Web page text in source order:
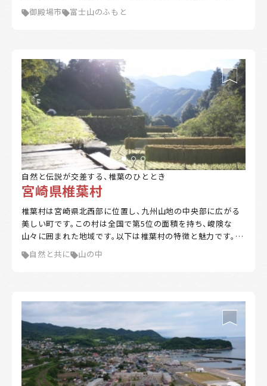
セスも抜群。おいしい水、米、わさび等々、富士山の恵みが豊
富です。四季折々の美しい景観、雄大な自然に囲まれたスポー
御殿場市 富士山のふもと
自然と伝説が交差する、椎葉のひととき
宮崎県椎葉村
椎葉村は宮崎県北西部に位置し、九州山地の中央部に広がる
美しい町です。この村は全国で第5位の面積を持ち、峻険な
山々に囲まれた地域です。以下は椎葉村の特徴と魅力です。主
な特徴としては、 自然環境: 椎葉村は森林資源を活かした農
林業が盛んで、スギやヒノキを中心とした木材生産が行われ
楽や臼太鼓踊、ひえつき節などの民謡や民話が古くから伝わ
っています。 地形と気候: 村は九州中央山地国定公園に指定
されており、非常に険しい地形を持っています。気候は冷涼で
多雨であり、夏から秋にかけて台風からの湿った南東風の影
響で大雨となることがあります。 椎葉村は、自然と伝統が調
和する美しい場所であり、訪れる人々を魅了しています。
自然と共に 山の中